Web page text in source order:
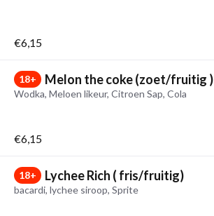
€6,15
18+ Melon the coke (zoet/fruitig )
Wodka, Meloen likeur, Citroen Sap, Cola
€6,15
18+ Lychee Rich ( fris/fruitig)
bacardi, lychee siroop, Sprite